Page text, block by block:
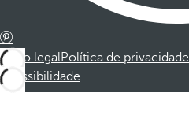
Aviso legalPolítica de privacidade
Acessibilidade